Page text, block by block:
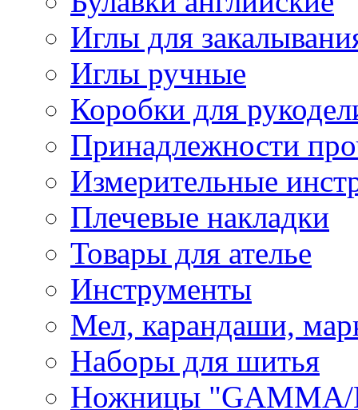
Иглы для
Иглы ручные
Коробки для
Принадлежности
Измерительные
Плечевые накладки
Товары для ателье
Инструменты
Мел, карандаши,
Наборы для шитья
Ножницы "GAMMA/